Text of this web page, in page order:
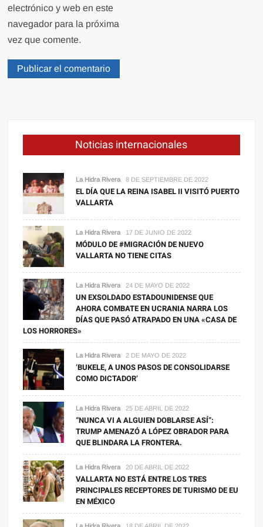
electrónico y web en este
navegador para la próxima
vez que comente.
Noticias internacionales
La Hidra Rivera 8 DE SEPTIEMBRE DE 2022
EL DÍA QUE LA REINA ISABEL II VISITÓ PUERTO
VALLARTA
La Hidra Rivera 17 DE JUNIO DE 2022
MÓDULO DE #MIGRACIÓN DE NUEVO
VALLARTA NO TIENE CITAS
La Hidra Rivera 24 DE MAYO DE 2022
UN EXSOLDADO ESTADOUNIDENSE QUE
AHORA COMBATE EN UCRANIA NARRA LOS
DÍAS QUE PASÓ ATRAPADO EN UNA «CASA DE
LOS HORRORES»
La Hidra Rivera 2 DE MAYO DE 2022
‘BUKELE, A UNOS PASOS DE CONSOLIDARSE
COMO DICTADOR’
La Hidra Rivera 25 DE ABRIL DE 2022
“NUNCA VI A ALGUIEN DOBLARSE ASÍ”:
TRUMP AMENAZÓ A LÓPEZ OBRADOR PARA
QUE BLINDARA LA FRONTERA.
La Hidra Rivera 20 DE ABRIL DE 2022
VALLARTA NO ESTÁ ENTRE LOS TRES
PRINCIPALES RECEPTORES DE TURISMO DE EU
EN MÉXICO